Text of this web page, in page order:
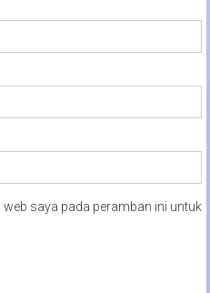
saya pada peramban ini untuk